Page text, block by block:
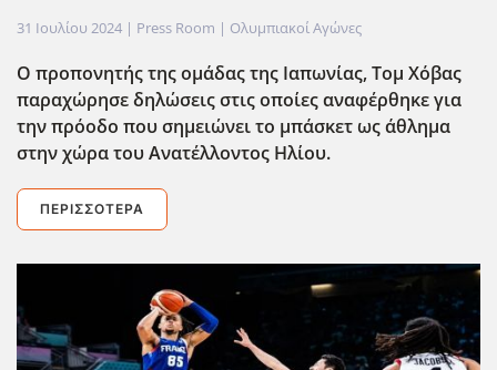
31 Ιουλίου 2024 | Press Room | Ολυμπιακοί Αγώνες
Ο προπονητής της ομάδας της Ιαπωνίας, Τομ Χόβας
παραχώρησε δηλώσεις στις οποίες αναφέρθηκε για
την πρόοδο που σημειώνει το μπάσκετ ως άθλημα
στην χώρα του Ανατέλλοντος Ηλίου.
ΠΕΡΙΣΣΌΤΕΡΑ